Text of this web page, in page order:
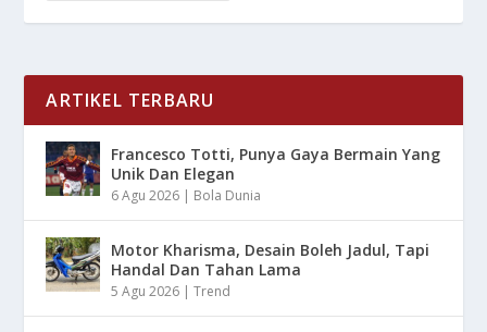
ARTIKEL TERBARU
Francesco Totti, Punya Gaya Bermain Yang
Unik Dan Elegan
6 Agu 2026 | Bola Dunia
Motor Kharisma, Desain Boleh Jadul, Tapi
Handal Dan Tahan Lama
5 Agu 2026 |Trend